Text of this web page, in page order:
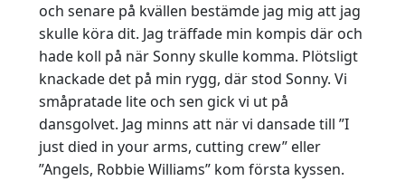
och senare på kvällen bestämde jag mig att jag
skulle köra dit. Jag träffade min kompis där och
hade koll på när Sonny skulle komma. Plötsligt
knackade det på min rygg, där stod Sonny. Vi
småpratade lite och sen gick vi ut på
dansgolvet. Jag minns att när vi dansade till ”I
just died in your arms, cutting crew” eller
”Angels, Robbie Williams” kom första kyssen.